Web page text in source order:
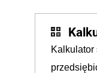
Kalkulator